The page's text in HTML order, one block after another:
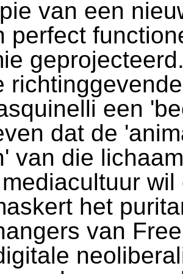
van een
perfect
een
dat de
van die
wil
het
van